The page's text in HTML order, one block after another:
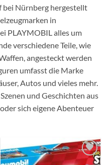
Nürnberg hergestellt
in
PLAYMOBIL alles um
verschiedene Teile, wie
angesteckt werden
umfasst die Marke
Autos und vieles mehr.
und Geschichten aus
sich eigene Abenteuer
Auf die